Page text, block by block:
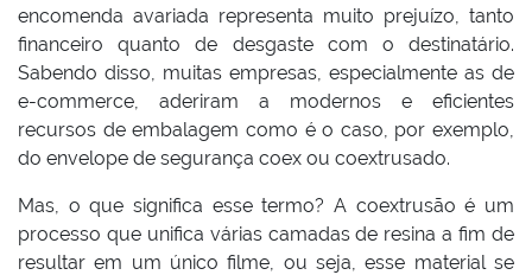
encomenda avariada representa muito prejuízo, tanto
financeiro quanto de desgaste com o destinatário.
Sabendo disso, muitas empresas, especialmente as de
e-commerce, aderiram a modernos e eficientes
recursos de embalagem como é o caso, por exemplo,
do envelope de segurança coex ou coextrusado.
Mas, o que significa esse termo? A coextrusão é um
processo que unifica várias camadas de resina a fim de
resultar em um único filme, ou seja, esse material se